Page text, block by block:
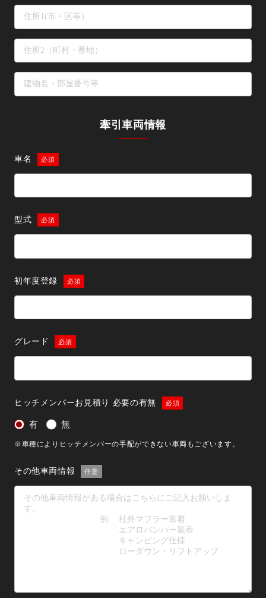
牽引車両情報
車名
型式
初年度登録
グレード
ヒッチメンバーお見積り 必要の有無
有 無
※車種によりヒッチメンバーの手配ができない車両もございます。
その他車両情報